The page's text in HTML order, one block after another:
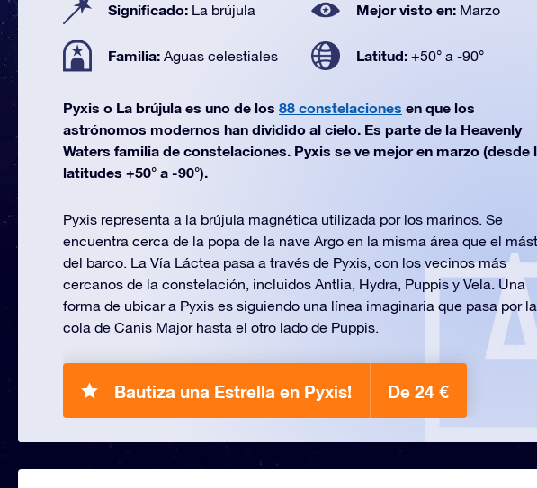
Significado: La brújula Mejor visto en: Marzo
Familia: Aguas celestiales Latitud: +50° a -90°
Pyxis o La brújula es uno de los 88 constelaciones en que los
astrónomos modernos han dividido al cielo. Es parte de la Heavenly
Waters familia de constelaciones. Pyxis se ve mejor en marzo (desde
latitudes +50° a -90°).
Pyxis representa a la brújula magnética utilizada por los marinos. Se
encuentra cerca de la popa de la nave Argo en la misma área que el
del barco. La Vía Láctea pasa a través de Pyxis, con los vecinos más
cercanos de la constelación, incluidos Antlia, Hydra, Puppis y Vela. Una
forma de ubicar a Pyxis es siguiendo una línea imaginaria que pasa por la
cola de Canis Major hasta el otro lado de Puppis.
Bautiza una Estrella en Pyxis! De 24 €